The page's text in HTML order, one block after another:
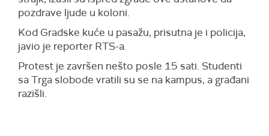
pozdrave ljude u koloni.
Kod Gradske kuće u pasažu, prisutna je i policija,
javio je reporter RTS-a.
Protest je završen nešto posle 15 sati. Studenti
sa Trga slobode vratili su se na kampus, a građani
razišli.